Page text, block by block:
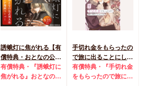
誘蛾灯に焦がれる【有
償特典・おとなの公式
同人誌】
有償特典・『誘蛾灯に
焦がれる』おとなの公
手切れ金をもらったの
で旅に出ることにした
（1）【有償特典・漫
画＆SS小冊子】
有償特典・『手切れ金
をもらったので旅に出